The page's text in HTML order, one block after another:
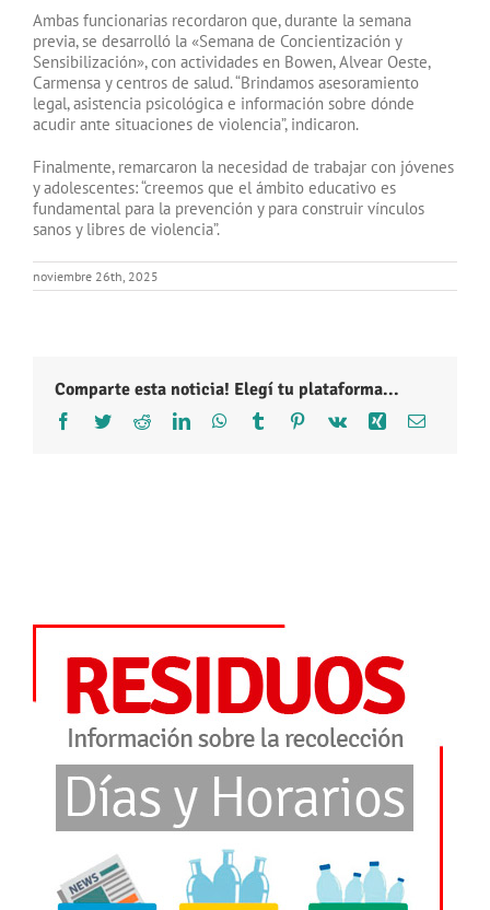
Ambas funcionarias recordaron que, durante la semana
previa, se desarrolló la «Semana de Concientización y
Sensibilización», con actividades en Bowen, Alvear Oeste,
Carmensa y centros de salud. “Brindamos asesoramiento
legal, asistencia psicológica e información sobre dónde
acudir ante situaciones de violencia”, indicaron.
Finalmente, remarcaron la necesidad de trabajar con jóvenes
y adolescentes: “creemos que el ámbito educativo es
fundamental para la prevención y para construir vínculos
sanos y libres de violencia”.
noviembre 26th, 2025
Comparte esta noticia! Elegí tu plataforma...
Facebook
TwitterRedditLinkedInWhatsApp
Tumblr Pinterest
Vk Xing Correo